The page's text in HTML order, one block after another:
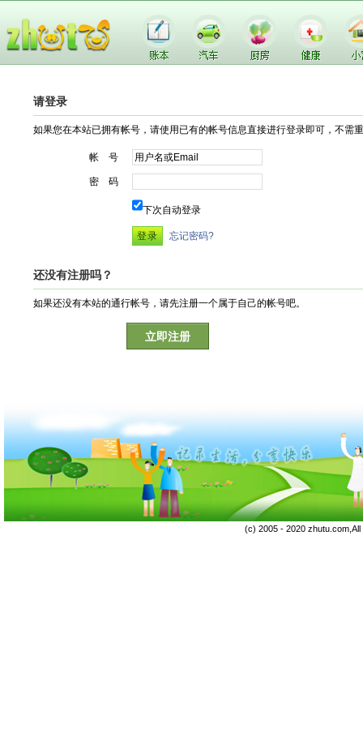
请登录
如果您在本站已拥有帐号，请使用已有的帐号信息直接进行登录即可，不需
帐 号
密 码
下次自动登录
忘记密码?
还没有注册吗？
如果还没有本站的通行帐号，请先注册一个属于自己的帐号吧。
立即注册
(c) 2005 - 2020